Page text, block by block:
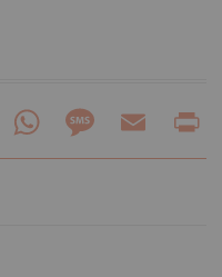
MeneameWhatsAppMessageEmail